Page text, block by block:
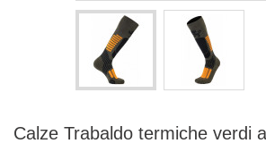
Calze Trabaldo termiche verdi